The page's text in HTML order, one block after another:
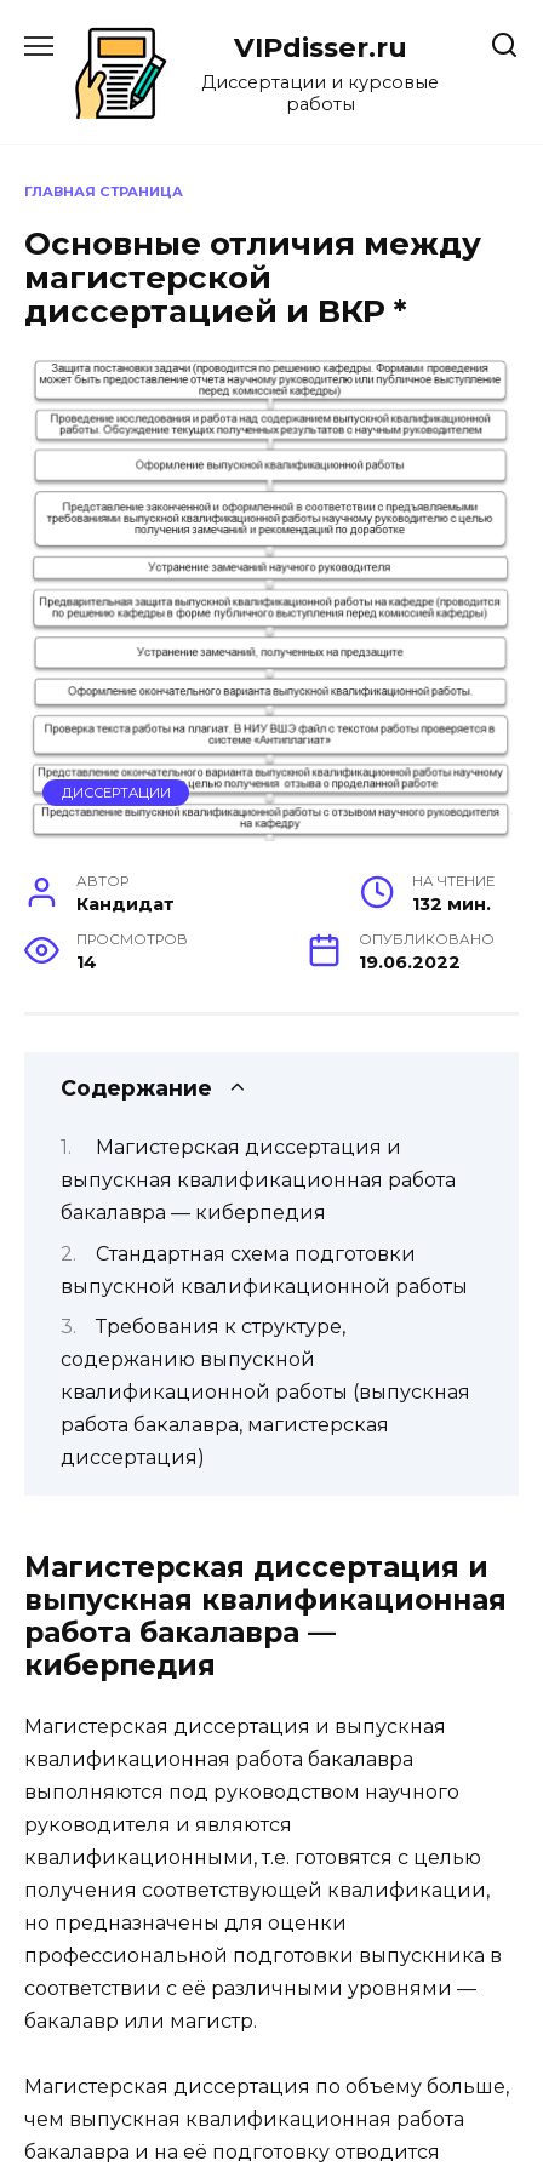
содержанию
VIPdisser.ru
Диссертации и курсовые
работы
ГЛАВНАЯ СТРАНИЦА
Основные отличия между
магистерской
диссертацией и ВКР *
ДИССЕРТАЦИИ
АВТОР
Кандидат
НА ЧТЕНИЕ
132 мин.
ПРОСМОТРОВ
14
ОПУБЛИКОВАНО
19.06.2022
Содержание
Магистерская диссертация и
выпускная квалификационная работа
бакалавра — киберпедия
Стандартная схема подготовки
выпускной квалификационной работы
Требования к структуре,
содержанию выпускной
квалификационной работы (выпускная
работа бакалавра, магистерская
диссертация)
Магистерская диссертация и
выпускная квалификационная
работа бакалавра —
киберпедия
Магистерская диссертация и выпускная
квалификационная работа бакалавра
выполняются под руководством научного
руководителя и являются
квалификационными, т.е. готовятся с целью
получения соответствующей квалификации,
но предназначены для оценки
профессиональной подготовки выпускника в
соответствии с её различными уровнями —
бакалавр или магистр.
Магистерская диссертация по объему больше,
чем выпускная квалификационная работа
бакалавра и на её подготовку отводится